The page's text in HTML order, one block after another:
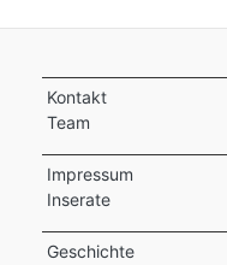
Kontakt
Team
Impressum
Inserate
Geschichte